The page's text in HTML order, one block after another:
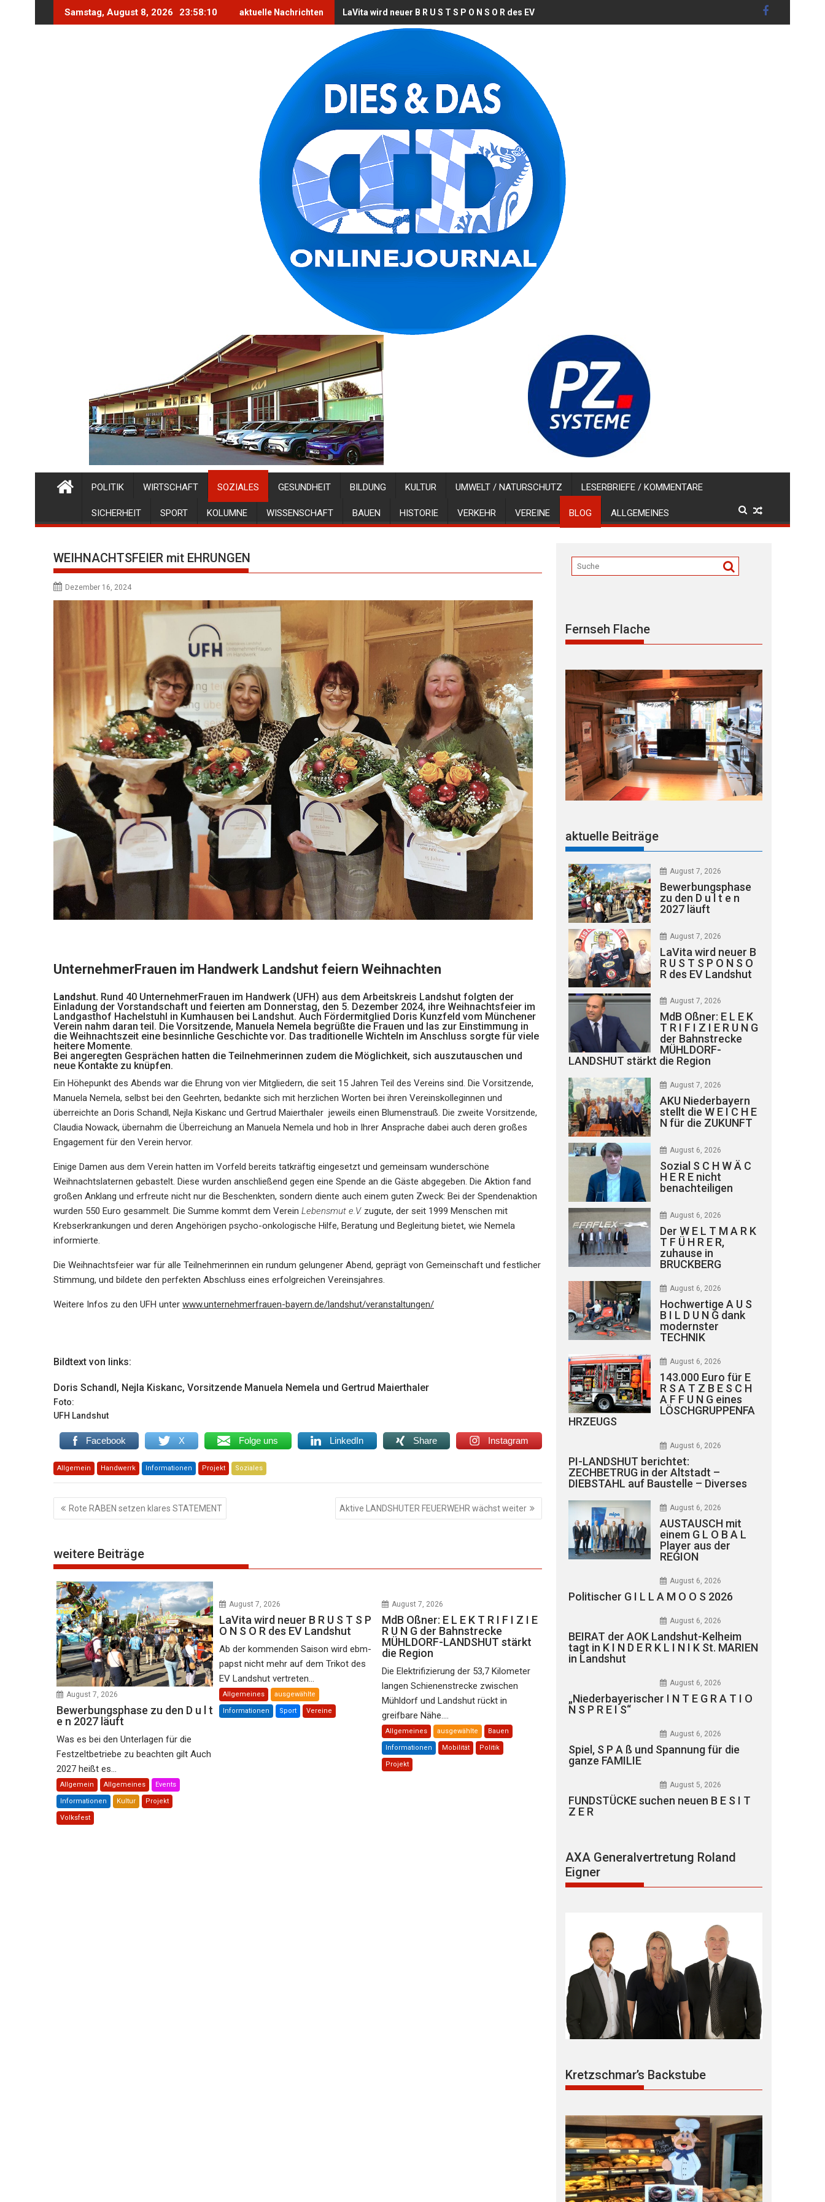
Samstag, August 8, 2026 23:58:12 aktuelle Nachrichten LaVita wird neuer B R U S T S P O N S O R des EV Landshut
POLITIK WIRTSCHAFT SOZIALES GESUNDHEIT BILDUNG KULTUR UMWELT / NATURSCHUTZ LESERBRIEFE / KOMMENTARE
SICHERHEIT SPORT KOLUMNE WISSENSCHAFT BAUEN HISTORIE VERKEHR VEREINE BLOG ALLGEMEINES
WEIHNACHTSFEIER mit EHRUNGEN
Dezember 16, 2024
UnternehmerFrauen im Handwerk Landshut feiern Weihnachten
Landshut. Rund 40 UnternehmerFrauen im Handwerk (UFH) aus dem Arbeitskreis Landshut folgten der
Einladung der Vorstandschaft und feierten am Donnerstag, den 5. Dezember 2024, ihre Weihnachtsfeier im
Landgasthof Hachelstuhl in Kumhausen bei Landshut. Auch Fördermitglied Doris Kunzfeld vom Münchener
Verein nahm daran teil. Die Vorsitzende, Manuela Nemela begrüßte die Frauen und las zur Einstimmung in
die Weihnachtszeit eine besinnliche Geschichte vor. Das traditionelle Wichteln im Anschluss sorgte für viele
heitere Momente.
Bei angeregten Gesprächen hatten die Teilnehmerinnen zudem die Möglichkeit, sich auszutauschen und
neue Kontakte zu knüpfen.
Ein Höhepunkt des Abends war die Ehrung von vier Mitgliedern, die seit 15 Jahren Teil des Vereins sind. Die Vorsitzende,
Manuela Nemela, selbst bei den Geehrten, bedankte sich mit herzlichen Worten bei ihren Vereinskolleginnen und
überreichte an Doris Schandl, Nejla Kiskanc und Gertrud Maierthaler jeweils einen Blumenstrauß. Die zweite Vorsitzende,
Claudia Nowack, übernahm die Überreichung an Manuela Nemela und hob in Ihrer Ansprache dabei auch deren großes
Engagement für den Verein hervor.
Einige Damen aus dem Verein hatten im Vorfeld bereits tatkräftig eingesetzt und gemeinsam wunderschöne
Weihnachtslaternen gebastelt. Diese wurden anschließend gegen eine Spende an die Gäste abgegeben. Die Aktion fand
großen Anklang und erfreute nicht nur die Beschenkten, sondern diente auch einem guten Zweck: Bei der Spendenaktion
wurden 550 Euro gesammelt. Die Summe kommt dem Verein Lebensmut e.V. zugute, der seit 1999 Menschen mit
Krebserkrankungen und deren Angehörigen psycho-onkologische Hilfe, Beratung und Begleitung bietet, wie Nemela
informierte.
Die Weihnachtsfeier war für alle Teilnehmerinnen ein rundum gelungener Abend, geprägt von Gemeinschaft und festlicher
Stimmung, und bildete den perfekten Abschluss eines erfolgreichen Vereinsjahres.
Weitere Infos zu den UFH unter www.unternehmerfrauen-bayern.de/landshut/veranstaltungen/
Bildtext von links:
Doris Schandl, Nejla Kiskanc, Vorsitzende Manuela Nemela und Gertrud Maierthaler
Foto:
UFH Landshut
Facebook X Folge uns LinkedIn Share Instagram
Allgemein Handwerrk Informationen Projekt Soziales
Beitragsnavigation
Rote RABEN setzen klares STATEMENT Aktive LANDSHUTER FEUERWEHR wächst weiter
weitere Beiträge
August 7, 2026
Bewerbungsphase zu den D u l t
e n 2027 läuft
Was es bei den Unterlagen für die
Festzeltbetriebe zu beachten gilt Auch
2027 heißt es...
Allgemein Allgemeines Events
Informationen Kultur Projekt
Volksfest
August 7, 2026
LaVita wird neuer B R U S T S P
O N S O R des EV Landshut
Ab der kommenden Saison wird ebm-
papst nicht mehr auf dem Trikot des
EV Landshut vertreten...
Allgemeines ausgewählte
Informationen Sport Vereine
August 7, 2026
MdB Oßner: E L E K T R I F I Z I E
R U N G der Bahnstrecke
MÜHLDORF-LANDSHUT stärkt
die Region
Die Elektrifizierung der 53,7 Kilometer
langen Schienenstrecke zwischen
Mühldorf und Landshut rückt in
greifbare Nähe....
Allgemeines ausgewählte Bauen
Informationen Mobilität Politik
Projekt
Fernseh Flache
aktuelle Beiträge
August 7, 2026
Bewerbungsphase
zu den D u l t e n
2027 läuft
August 7, 2026
LaVita wird neuer B
R U S T S P O N S O
R des EV Landshut
August 7, 2026
MdB Oßner: E L E K
T R I F I Z I E R U N G
der Bahnstrecke
MÜHLDORF-
LANDSHUT stärkt die Region
August 7, 2026
AKU Niederbayern
stellt die W E I C H E
N für die ZUKUNFT
August 6, 2026
Sozial S C H W Ä C
H E R E nicht
benachteiligen
August 6, 2026
Der W E L T M A R K
T F Ü H R E R,
zuhause in
BRUCKBERG
August 6, 2026
Hochwertige A U S
B I L D U N G dank
modernster
TECHNIK
August 6, 2026
143.000 Euro für E
R S A T Z B E S C H
A F F U N G eines
LÖSCHGRUPPENFA
HRZEUGS
August 6, 2026
PI-LANDSHUT berichtet:
ZECHBETRUG in der Altstadt –
DIEBSTAHL auf Baustelle – Diverses
August 6, 2026
AUSTAUSCH mit
einem G L O B A L
Player aus der
REGION
August 6, 2026
Politischer G I L L A M O O S 2026
August 6, 2026
BEIRAT der AOK Landshut-Kelheim
tagt in K I N D E R K L I N I K St. MARIEN
in Landshut
August 6, 2026
„Niederbayerischer I N T E G R A T I O
N S P R E I S“
August 6, 2026
Spiel, S P A ß und Spannung für die
ganze FAMILIE
August 5, 2026
FUNDSTÜCKE suchen neuen B E S I T
Z E R
AXA Generalvertretung Roland
Eigner
Kretzschmar’s Backstube